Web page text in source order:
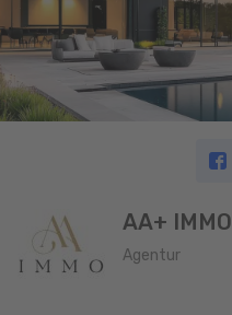
AA+ IMMO
Agentur